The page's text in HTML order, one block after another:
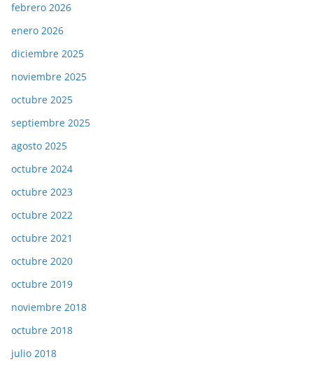
febrero 2026
enero 2026
diciembre 2025
noviembre 2025
octubre 2025
septiembre 2025
agosto 2025
octubre 2024
octubre 2023
octubre 2022
octubre 2021
octubre 2020
octubre 2019
noviembre 2018
octubre 2018
julio 2018